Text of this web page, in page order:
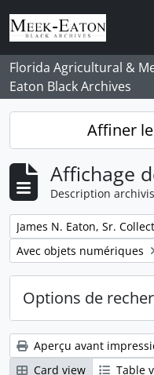
Skip to main content
Florida Agricultural &
Eaton Black Archives
Affiner
Affichage
Description
Remove filter:
James N. Eaton, Sr.
Remove filter:
Avec objets numériques
Options de
Aperçu avant
Card view
Table